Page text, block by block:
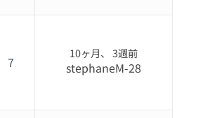
7
10ヶ月、 3週前
stephaneM-28